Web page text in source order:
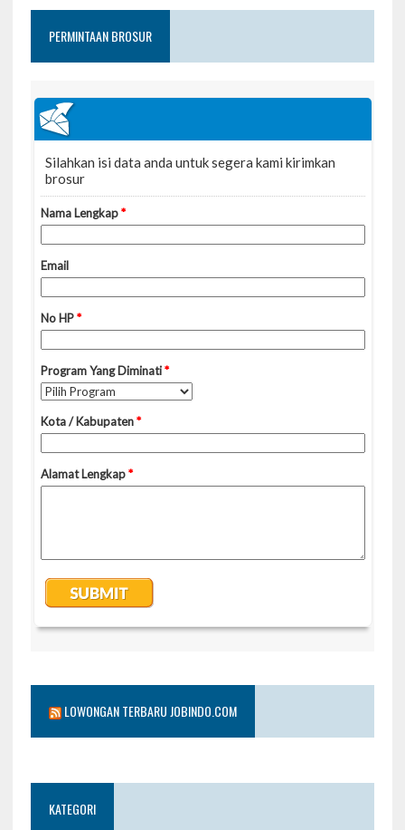
PERMINTAAN BROSUR
LOWONGAN TERBARU JOBINDO.COM
KATEGORI